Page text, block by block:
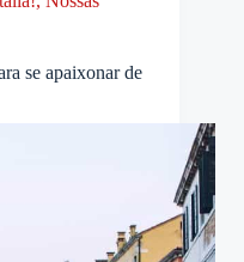
se apaixonar de